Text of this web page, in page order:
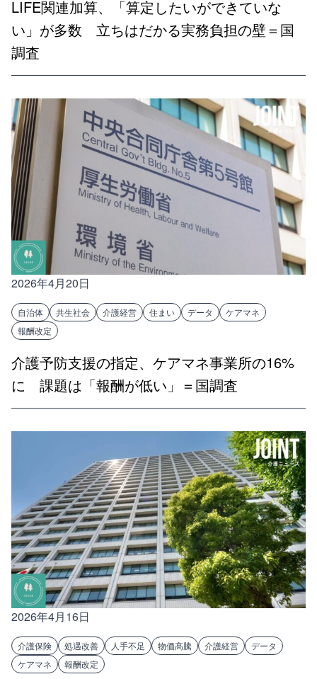
LIFE関連加算、「算定したいができていな
い」が多数 立ちはだかる実務負担の壁＝国
調査
2026年4月20日
自治体 共生社会 介護経営 住まい データ
ケアマネ
報酬改定
介護予防支援の指定、ケアマネ事業所の16%
に 課題は「報酬が低い」＝国調査
2026年4月16日
介護保険 処遇改善 人手不足 物価高騰 介護経営
データ
ケアマネ
報酬改定